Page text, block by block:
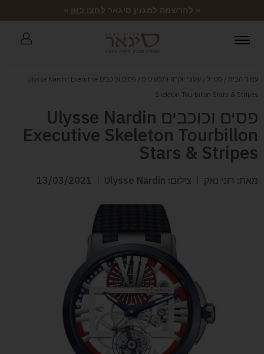
« להרשמה למגזין סיגאר לחצו כאן »
עמוד הבית / סטייל / שעוני יוקרה ותכשיטים
/ פסים וכוכבים Ulysse Nardin Executive
Skeleton Tourbillon Stars & Stripes
פסים וכוכבים Ulysse Nardin
Executive Skeleton Tourbillon
Stars & Stripes
מאת: רוני נאק צילום: Ulysse Nardin 13/03/2021